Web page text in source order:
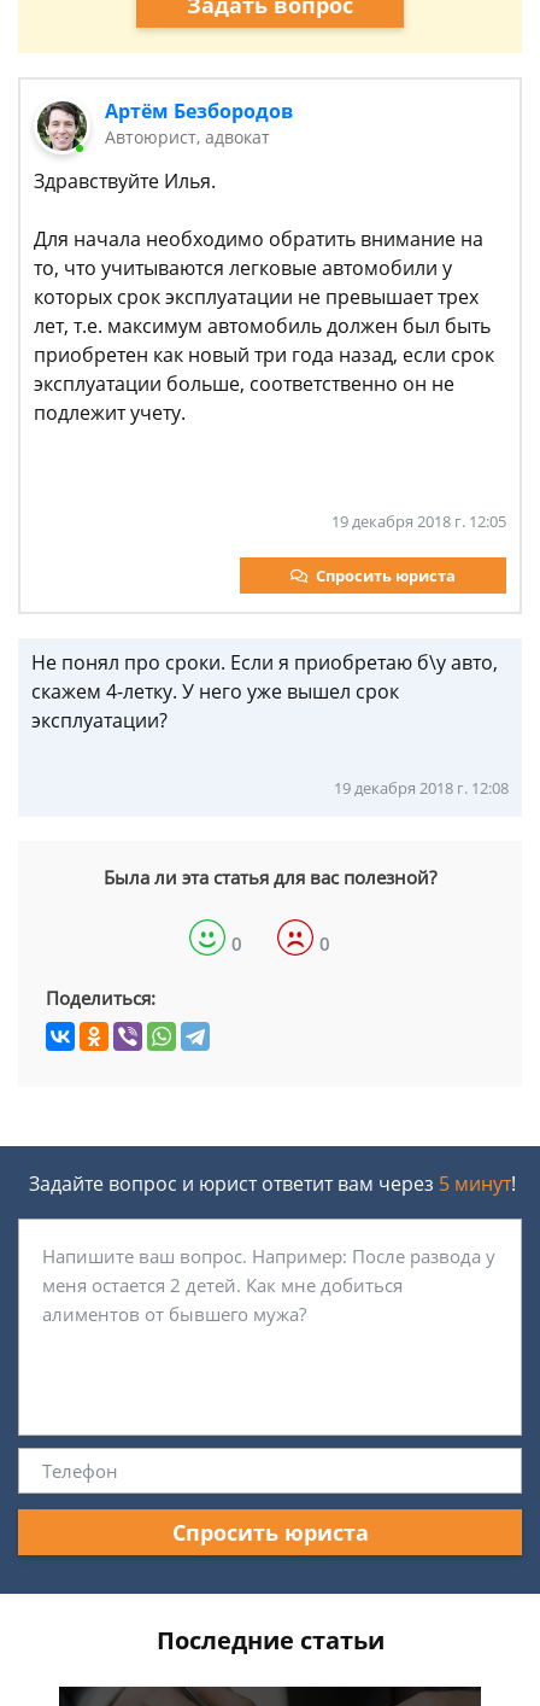
Артём Безбородов
Автоюрист, адвокат
Здравствуйте Илья.
Для начала необходимо обратить внимание на
то, что учитываются легковые автомобили у
которых срок эксплуатации не превышает трех
лет, т.е. максимум автомобиль должен был быть
приобретен как новый три года назад, если срок
эксплуатации больше, соответственно он не
подлежит учету.
19 декабря 2018 г. 12:05
Спросить юриста
Не понял про сроки. Если я приобретаю б\у авто,
скажем 4-летку. У него уже вышел срок
эксплуатации?
19 декабря 2018 г. 12:08
Была ли эта статья для вас полезной?
0 0
Поделиться:
Задайте вопрос и юрист ответит вам через 5 минут!
Спросить юриста
Последние статьи